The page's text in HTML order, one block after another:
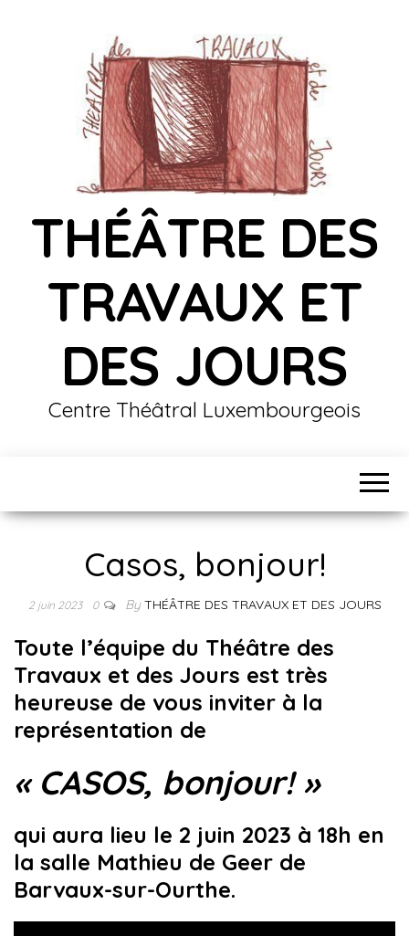
THÉÂTRE DES
TRAVAUX ET
DES JOURS
Centre Théâtral Luxembourgeois
Casos, bonjour!
2 juin 2023 0 By THÉÂTRE DES TRAVAUX ET DES JOURS
Toute l’équipe du Théâtre des
Travaux et des Jours est très
heureuse de vous inviter à la
représentation de
« CASOS, bonjour! »
qui aura lieu le 2 juin 2023 à 18h en
la salle Mathieu de Geer de
Barvaux-sur-Ourthe.